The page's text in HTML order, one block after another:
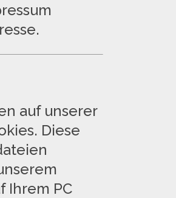
auf unserer
Diese
Ihrem PC